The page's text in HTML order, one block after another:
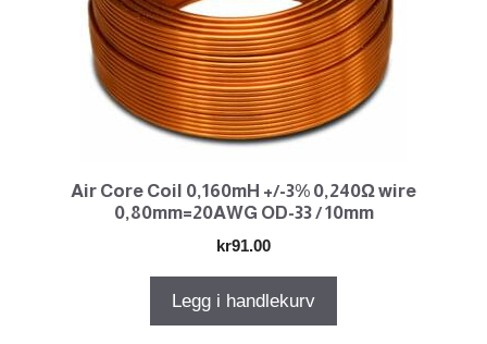
Air Core Coil 0,160mH +/-3% 0,240Ω wire
0,80mm=20AWG OD-33 / 10mm
kr91.00
Legg i handlekurv